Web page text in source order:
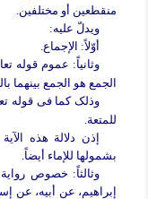
منقطعین أو مختلفین.
ویدلّ علیه:
أوّلاً: الإجماع.
وثانیاً: عموم قوله
الجمع هو الجمع بینهما
وذلک کما فی قوله
للمتعة.
إذن دلالة هذه
بشمولها للإماء أیضاً.
وثالثاً: خصوص روایة
إبراهیم، عن أبیه، عن